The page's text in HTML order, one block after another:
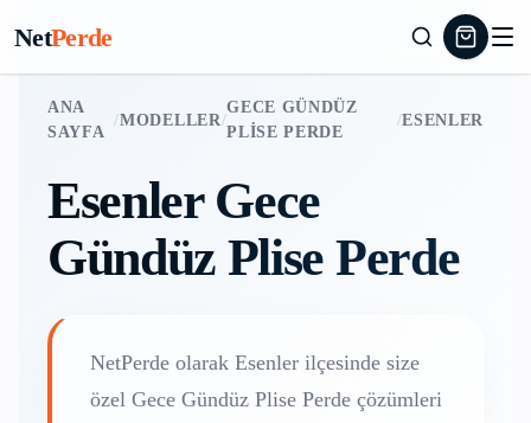
NetPerde
ANA
SAYFA
/MODELLER/
GECE GÜNDÜZ
PLISE PERDE
/ESENLER
Esenler Gece
Gündüz Plise Perde
NetPerde olarak Esenler ilçesinde size
özel Gece Gündüz Plise Perde çözümleri